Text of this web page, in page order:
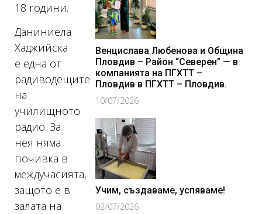
18 години.
Даниниела
Хаджийска
е една от
радиводещите
на
училищното
радио. За
нея няма
почивка в
междучасията,
защото е в
залата на
Венцислава Любенова и Община
Пловдив – Район “Северен” — в
компанията на ПГХТТ –
Пловдив в ПГХТТ – Пловдив.
10/07/2026
Учим, създаваме, успяваме!
02/07/2026